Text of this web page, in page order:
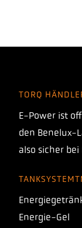
TORQ
E-Power ist
den Benelux-
also sicher bei
Energie-Gel